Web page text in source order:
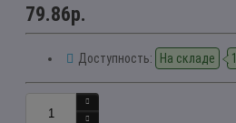
79.86р.
Доступность: На складе 1